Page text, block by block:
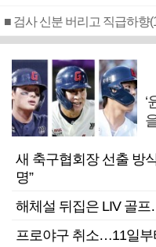
새 축구협회장 선출 방
명”
해체설 뒤집은 LIV 골프
프로야구 취소…11일부